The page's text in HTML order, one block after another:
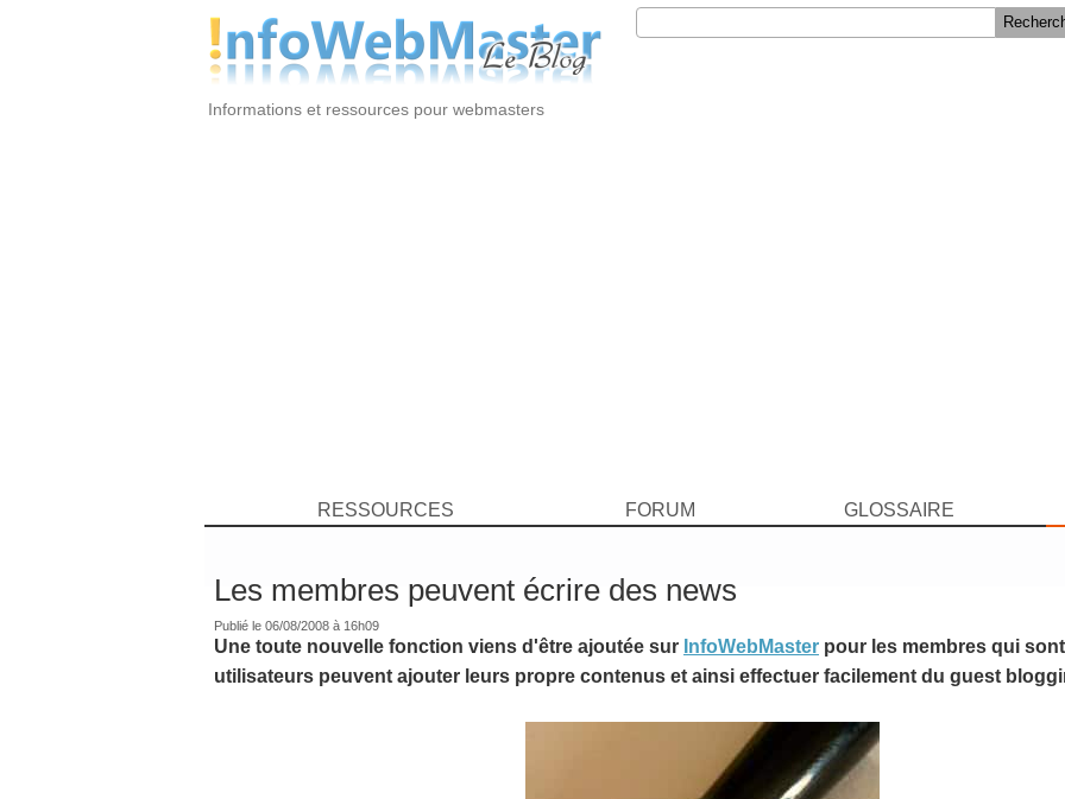
Informations et ressources pour webmasters
RESSOURCES FORUM GLOSSAIRE
Les membres peuvent écrire des news
Publié le 06/08/2008 à 16h09
Une toute nouvelle fonction viens d'être ajoutée sur InfoWebMaster pour les membres qui
utilisateurs peuvent ajouter leurs propre contenus et ainsi effectuer facilement du guest